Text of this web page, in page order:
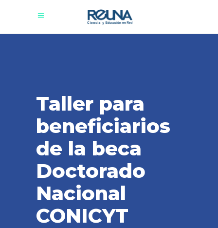
Taller para
beneficiarios
de la beca
Doctorado
Nacional
CONICYT